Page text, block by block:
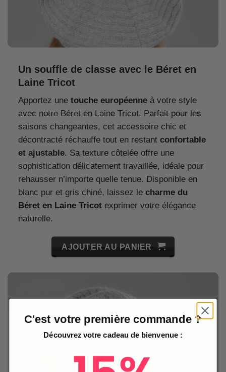
Un souffle de classe avec le Béret en
Laine Tricot
Apportez une touche européenneà votre style
avec notre Béret en Laine Tricot. Parfait pour les
saisons changeantes, cet accessoire chic et
décontracté réchauffe tout en restant confortable
et ajustable. Sa texture côtelée offre une
sophistication délicatement travaillée, idéale pour
rehausser n’importe quelle tenue. Disponible en
blanc pur et gris chiné, laissez le charme du
Béret en Laine Tricotexprimer votre élégance
naturelle.
AJOUTER AU PANIER
C'est votre première commande ?
Découvrez votre cadeau de bienvenue :